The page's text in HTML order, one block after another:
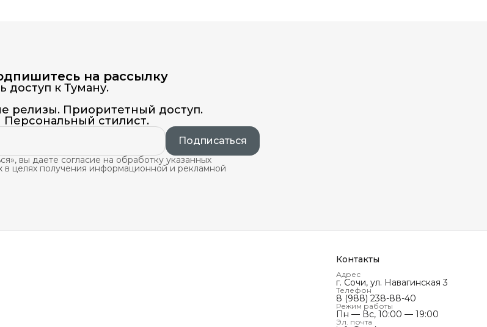
на рассылку
доступ к Туману.
релизы. Приоритетный доступ.
Персональный стилист.
Подписаться
вы даете согласие на обработку указанных
в целях получения информационной и рекламной
Контакты
Адрес
г. Сочи, ул. Навагинская 3
Телефон
8 (988) 238-88-40
Режим работы
Пн — Вс, 10:00 — 19:00
Эл. почта